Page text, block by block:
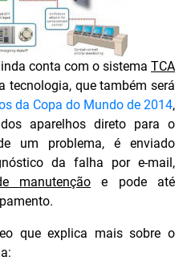
conta com o sistema TCA
tecnologia, que também será
da Copa do Mundo de 2014,
aparelhos direto para o
um problema, é enviado
da falha por e-mail,
manutenção e pode até
que explica mais sobre o